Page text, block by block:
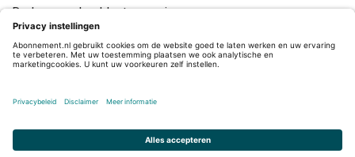
De Loonwerker klantenservice
KIJK Geschiedenis klantenservice
Mountain Bike Plus klantenservice